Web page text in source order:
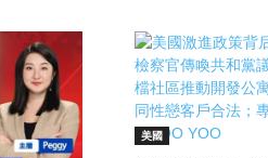
美國